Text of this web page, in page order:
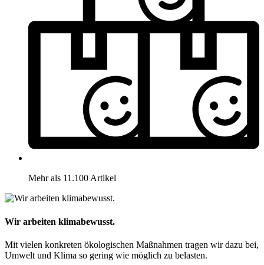
Mehr als 11.100 Artikel
Wir arbeiten klimabewusst.
Mit vielen konkreten ökologischen Maßnahmen tragen wir dazu bei,
Umwelt und Klima so gering wie möglich zu belasten.